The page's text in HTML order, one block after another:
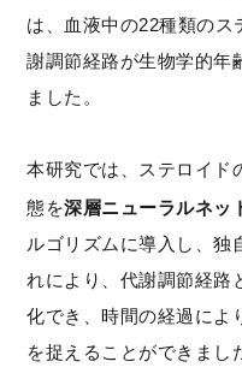
は、血液中の22種類の
謝調節経路が生物学的年
ました。
本研究では、ステロイド
態を深層ニューラルネッ
ルゴリズムに導入し、独
れにより、代謝調節経路
化でき、時間の経過によ
を捉えることができまし